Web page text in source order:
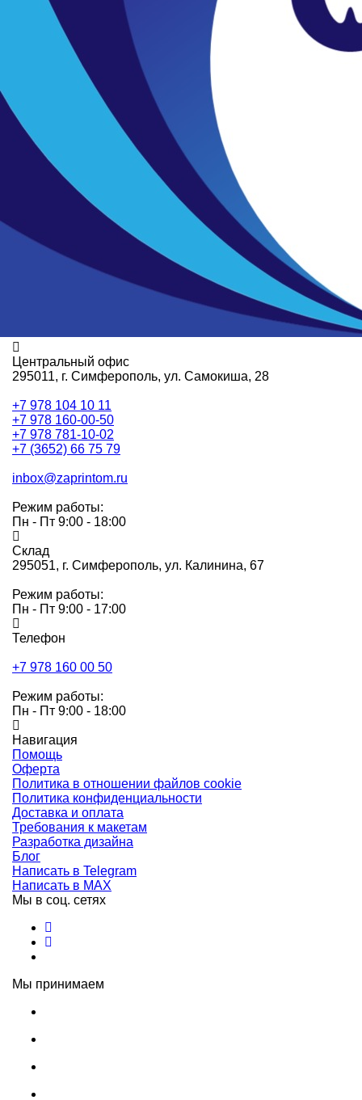
Центральный офис
295011, г. Симферополь, ул. Самокиша, 28
+7 978 104 10 11
+7 978 160-00-50
+7 978 781-10-02
+7 (3652) 66 75 79
inbox@zaprintom.ru
Режим работы:
Пн - Пт 9:00 - 18:00
Склад
295051, г. Симферополь, ул. Калинина, 67
Режим работы:
Пн - Пт 9:00 - 17:00
Телефон
+7 978 160 00 50
Режим работы:
Пн - Пт 9:00 - 18:00
Навигация
Помощь
Оферта
Политика в отношении файлов cookie
Политика конфиденциальности
Доставка и оплата
Требования к макетам
Разработка дизайна
Блог
Написать в Telegram
Написать в MAX
Мы в соц. сетях
Мы принимаем